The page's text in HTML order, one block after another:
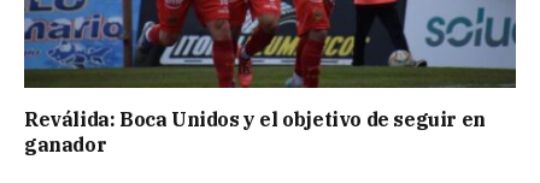
Reválida: Boca Unidos y el objetivo de seguir en
ganador